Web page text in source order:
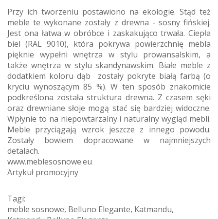
Przy ich tworzeniu postawiono na ekologie. Stąd też
meble te wykonane zostały z drewna - sosny fińskiej.
Jest ona łatwa w obróbce i zaskakująco trwała. Ciepła
biel (RAL 9010), która pokrywa powierzchnię mebla
pięknie wypełni wnętrza w stylu prowansalskim, a
także wnętrza w stylu skandynawskim. Białe meble z
dodatkiem koloru dąb zostały pokryte białą farbą (o
kryciu wynoszącym 85 %). W ten sposób znakomicie
podkreślona została struktura drewna. Z czasem sęki
oraz drewniane słoje mogą stać się bardziej widoczne.
Wpłynie to na niepowtarzalny i naturalny wygląd mebli.
Meble przyciągają wzrok jeszcze z innego powodu.
Zostały bowiem dopracowane w najmniejszych
detalach.
www.meblesosnowe.eu
Artykuł promocyjny
Tagi:
meble sosnowe, Belluno Elegante, Katmandu,